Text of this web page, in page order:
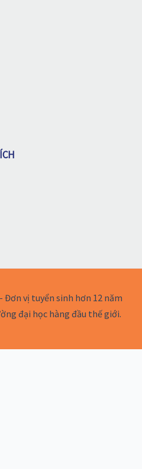
Đơn vị tuyển sinh hơn 12 năm
đại học hàng đầu thế giới.